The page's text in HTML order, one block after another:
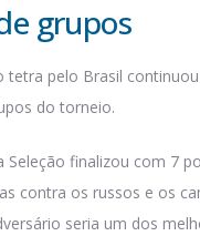
grupos
tetra pelo Brasil
do torneio.
Seleção finalizou com 7
contra os russos e os
seria um dos